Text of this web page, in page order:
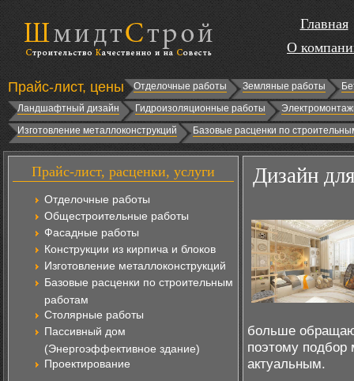
Главная
О
Прайс-лист, цены Отделочные работы Земляные работы
Ландшафтный дизайн
Гидроизоляционные работы
Изготовление металлоконструкций
Базовые расценки по
Прайс-лист, расценки, услуги
Отделочные работы
Общестроительные работы
Фасадные работы
Конструкции из кирпича и блоков
Изготовление металлоконструкций
Базовые расценки по строительным
работам
Столярные работы
Пассивный дом
(Энергоэффективное здание)
Проектирование
Дизайн
больше
поэтому подбор
актуальным.